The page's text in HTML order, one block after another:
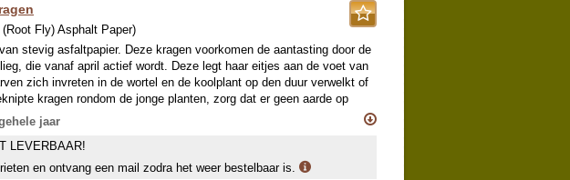
speciaal groeien om het prachtige, helderwitte
van! Omdat dit middel bestaat uit 100% brandnetel, is de gier
biologische land- en tuinbouw. De ideale mengverhouding voor in
water, voor in de gieter is dit 100 ml per liter water. Je kunt
september gebruiken om je planten te versterken en te
Fly) Asphalt Paper)
stevig asfaltpapier. Deze kragen voorkomen de aantasting door de
die vanaf april actief wordt. Deze legt haar eitjes aan de voet van
zich invreten in de wortel en de koolplant op den duur verwelkt of
kragen rondom de jonge planten, zorg dat er geen aarde op
stengel aansluiten. De koolvlieg legt haar eitjes op de koolkraag
Wij gebruiken een stevige dikte (vierkant geknipt 14x14 cm)
opnieuw te gebruiken zijn. Wordt na enkele jaren het centrum-gat
strijk je deze weer kleiner...
jaar
LEVERBAAR!
en ontvang een mail zodra het weer bestelbaar is.